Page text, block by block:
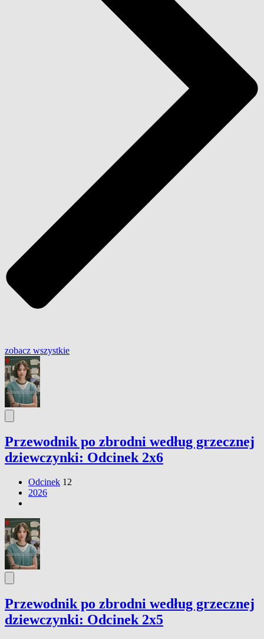
zobacz wszystkie
Przewodnik po zbrodni według grzecznej
dziewczynki: Odcinek 2x6
Odcinek 12
2026
Przewodnik po zbrodni według grzecznej
dziewczynki: Odcinek 2x5